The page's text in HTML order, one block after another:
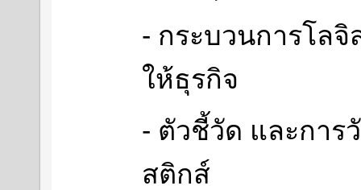
- กระบวนการโล
ให้ธุรกิจ
- ตัวชี้วัด และการ
สติกส์